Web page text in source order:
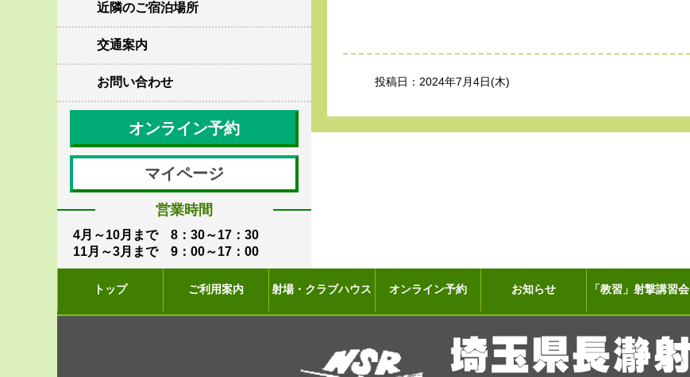
近隣のご宿泊場所
交通案内
お問い合わせ
オンライン予約
マイページ
営業時間
4月～10月まで 8：30～17：30
11月～3月まで 9：00～17：00
投稿日：2024年7月4日(木)
トップ ご利用案内 射場・クラブハウス オンライン予約 お知らせ 「教習」射撃講習会